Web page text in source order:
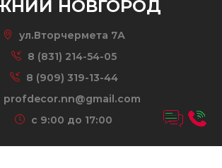
НОВГОРОД
ул.Вторчермета 7А
8 (831) 214-54-05
8 (909) 319-13-44
profdecor.nn@gmail.com
c 9:00 до 17:00